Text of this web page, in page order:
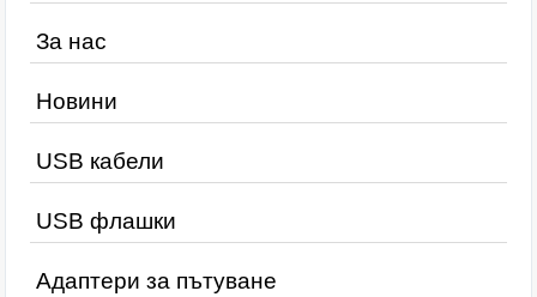
За нас
Новини
USB кабели
USB флашки
Адаптери за пътуване